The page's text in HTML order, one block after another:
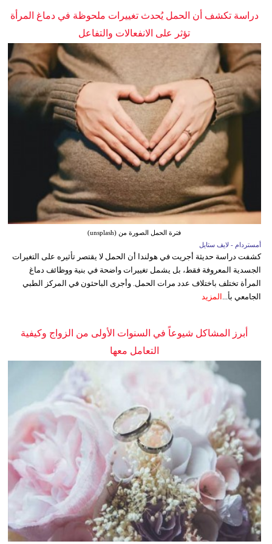
دراسة تكشف أن الحمل يُحدث تغييرات ملحوظة في دماغ المرأة
تؤثر على الانفعالات والتفاعل
فترة الحمل الصورة من (unsplash)
أمستردام - لايف ستايل
كشفت دراسة حديثة أجريت في هولندا أن الحمل لا يقتصر تأثيره على التغيرات
الجسدية المعروفة فقط، بل يشمل تغييرات واضحة في بنية ووظائف دماغ
المرأة تختلف باختلاف عدد مرات الحمل. وأجرى الباحثون في المركز الطبي
الجامعي بأ... المزيد
أبرز المشاكل شيوعاً في السنوات الأولى من الزواج وكيفية
التعامل معها